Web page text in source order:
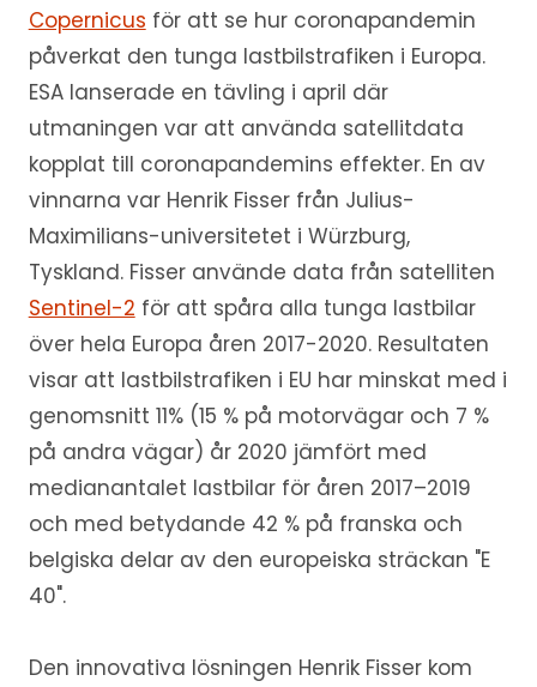
Copernicus för att se hur coronapandemin
påverkat den tunga lastbilstrafiken i Europa.
ESA lanserade en tävling i april där
utmaningen var att använda satellitdata
kopplat till coronapandemins effekter. En av
vinnarna var Henrik Fisser från Julius-
Maximilians-universitetet i Würzburg,
Tyskland. Fisser använde data från satelliten
Sentinel-2 för att spåra alla tunga lastbilar
över hela Europa åren 2017-2020. Resultaten
visar att lastbilstrafiken i EU har minskat med i
genomsnitt 11% (15 % på motorvägar och 7 %
på andra vägar) år 2020 jämfört med
medianantalet lastbilar för åren 2017–2019
och med betydande 42 % på franska och
belgiska delar av den europeiska sträckan "E
40".
Den innovativa lösningen Henrik Fisser kom